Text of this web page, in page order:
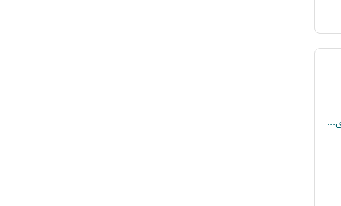
فرصة لقطة في الأندلس 2 – أرضي بحديقة ومدخل خاص على بُعد دقيقة من التسعين الجنوبي